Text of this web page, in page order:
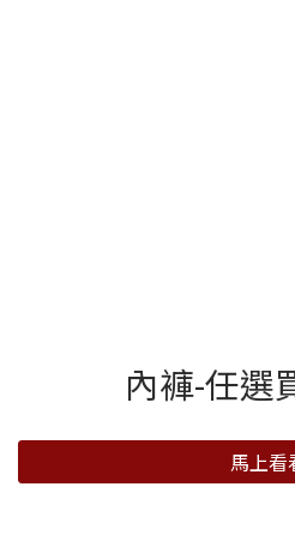
內褲-任選
馬上看